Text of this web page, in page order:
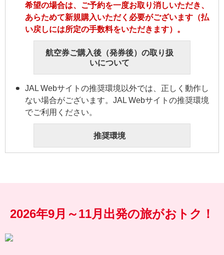
希望の場合は、ご予約を一度お取り消しいただき、
あらためて新規購入いただく必要がございます（払
い戻しには所定の手数料をいただきます）。
航空券ご購入後（発券後）の取り扱
いについて
JAL Webサイトの推奨環境以外では、正しく動作し
ない場合がございます。JAL Webサイトの推奨環境
でご利用ください。
推奨環境
2026年9月～11月出発の旅がおトク！